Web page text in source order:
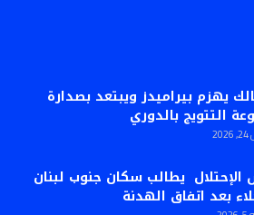
يهزم بيراميدز ويبتعد بصدارة
التتويج بالدوري
يطالب سكان جنوب لبنان
بعد اتفاق الهدنة